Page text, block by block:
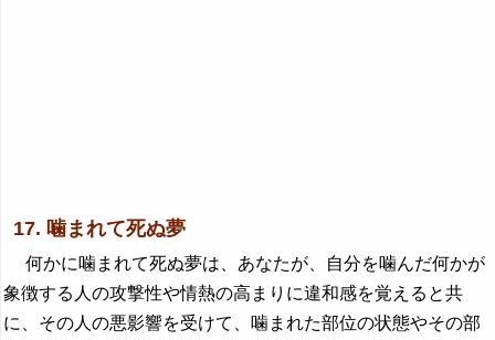
17. 噛まれて死ぬ夢
何かに噛まれて死ぬ夢は、あなたが、自分を噛んだ何かが
象徴する人の攻撃性や情熱の高まりに違和感を覚えると共
に、その人の悪影響を受けて、噛まれた部位の状態やその部